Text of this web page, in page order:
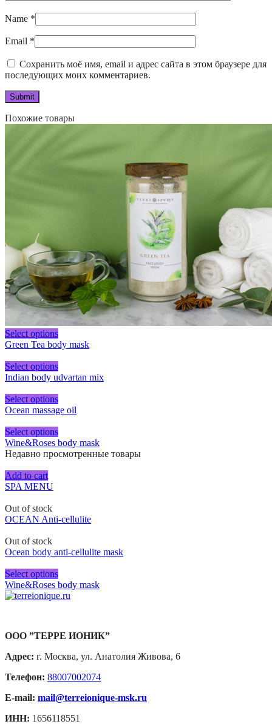
Name *
Email *
Сохранить моё имя, email и адрес сайта в этом браузере для
последующих моих комментариев.
Похожие товары
Select options
Green Tea body mask
Select options
Indian body udvartan mix
Select options
Ocean massage oil
Select options
Wine&Roses body mask
Недавно просмотренные товары
Add to cart
SPA MENU
Out of stock
OCEAN Anti-cellulite
Out of stock
Ocean body anti-cellulite mask
Select options
Wine&Roses body mask
ООО ”ТЕРРЕ ИОНИК”
Адрес: г. Москва, ул. Анатолия Живова, 6
Телефон: 88007002074
E-mail: mail@terreionique-msk.ru
ИНН: 1656118551